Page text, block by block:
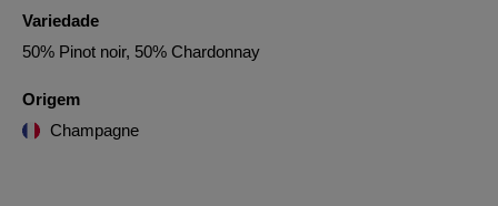
Variedade
50% Pinot noir, 50% Chardonnay
Origem
Champagne